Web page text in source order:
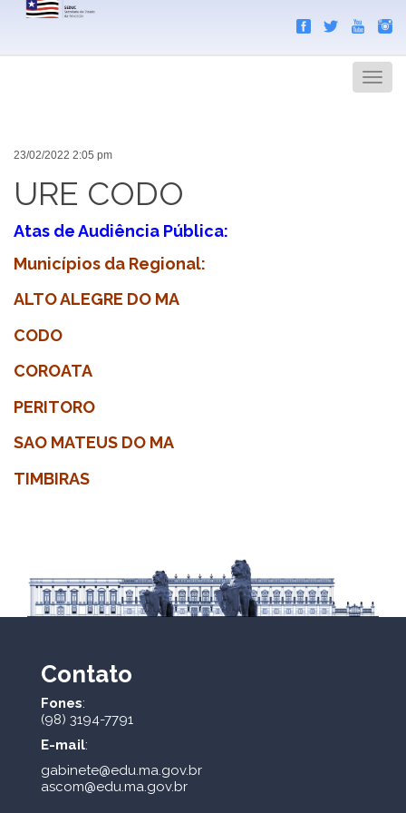
Menu
23/02/2022 2:05 pm
URE CODO
Atas de Audiência Pública:
Municípios da Regional:
ALTO ALEGRE DO MA
CODO
COROATA
PERITORO
SAO MATEUS DO MA
TIMBIRAS
Contato
Fones:
(98) 3194-7791
E-mail:
gabinete@edu.ma.gov.br
ascom@edu.ma.gov.br